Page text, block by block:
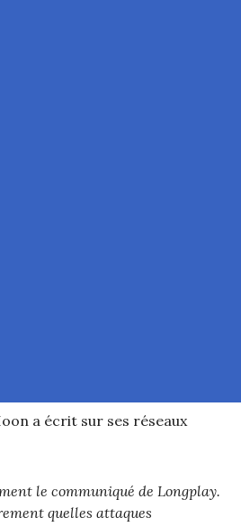
a écrit sur ses réseaux
le communiqué de Longplay.
quelles attaques